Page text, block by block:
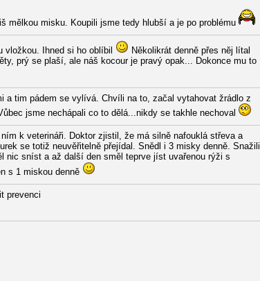
mělkou misku. Koupili jsme tedy hlubší a je po problému
Ihned si ho oblíbil
Několikrát denně přes něj lítal
prý se plaší, ale náš kocour je pravý opak... Dokonce mu to
a tim pádem se vylívá. Chvíli na to, začal vytahovat žrádlo z
jsme nechápali co to dělá...nikdy se takhle nechoval
k veterináři. Doktor zjistil, že má silně nafouklá střeva a
se totiž neuvěřitelně přejídal. Snědl i 3 misky denně. Snažili
nic sníst a až další den směl teprve jíst uvařenou rýži s
s 1 miskou denně
prevenci